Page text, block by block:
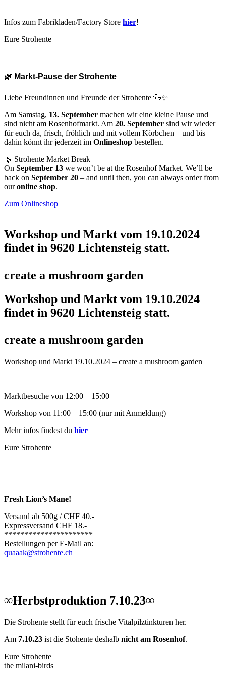
Infos zum Fabrikladen/Factory Store hier!
Eure Strohente
🌿 Markt-Pause der Strohente
Liebe Freundinnen und Freunde der Strohente 🦆✨
Am Samstag, 13. September machen wir eine kleine Pause und
sind nicht am Rosenhofmarkt. Am 20. September sind wir wieder
für euch da, frisch, fröhlich und mit vollem Körbchen – und bis
dahin könnt ihr jederzeit im Onlineshop bestellen.
🌿 Strohente Market Break
On September 13 we won’t be at the Rosenhof Market. We’ll be
back on September 20 – and until then, you can always order from
ouronline shop.
Zum Onlineshop
Workshop und Markt vom 19.10.2024
findet in 9620 Lichtensteig statt.
create a mushroom garden
Workshop und Markt vom 19.10.2024
findet in 9620 Lichtensteig statt.
create a mushroom garden
Workshop und Markt 19.10.2024 – create a mushroom garden
Marktbesuche von 12:00 – 15:00
Workshop von 11:00 – 15:00 (nur mit Anmeldung)
Mehr infos findest du hier
Eure Strohente
Fresh Lion’s Mane!
Versand ab 500g / CHF 40.-
Expressversand CHF 18.-
**********************
Bestellungen per E-Mail an:
quaaak@strohente.ch
∞Herbstproduktion 7.10.23∞
Die Strohente stellt für euch frische Vitalpilztinkturen her.
Am 7.10.23 ist die Stohente deshalb nicht am Rosenhof.
Eure Strohente
the milani-birds